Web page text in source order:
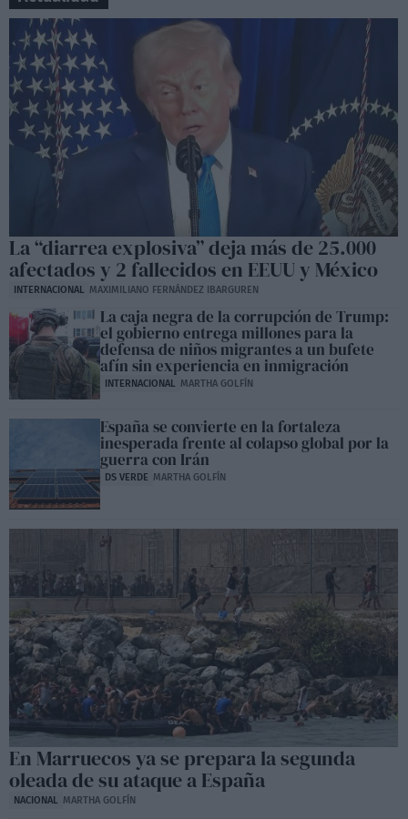
La “diarrea explosiva” deja más de 25.000
afectados y 2 fallecidos en EEUU y México
INTERNACIONAL MAXIMILIANO FERNÁNDEZ IBARGUREN
La caja negra de la corrupción de Trump:
el gobierno entrega millones para la
defensa de niños migrantes a un bufete
afín sin experiencia en inmigración
INTERNACIONAL MARTHA GOLFÍN
España se convierte en la fortaleza
inesperada frente al colapso global por la
guerra con Irán
DS VERDE MARTHA GOLFÍN
En Marruecos ya se prepara la segunda
oleada de su ataque a España
NACIONAL MARTHA GOLFÍN